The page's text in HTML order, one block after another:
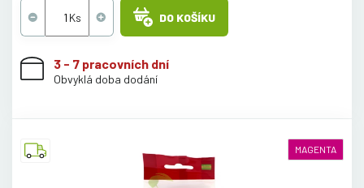
DO KOŠÍKU
3 - 7 pracovních dní
Obvyklá doba dodání
MAGENTA